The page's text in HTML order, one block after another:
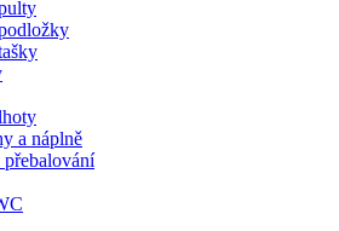
a náplně